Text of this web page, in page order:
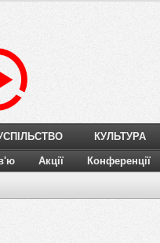
КУЛЬТУРА
Акції Конференції